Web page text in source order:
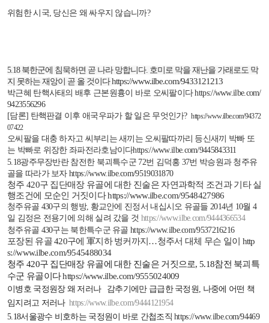
위험한 시국, 당신은 왜 싸우지 않습니까?
5.18 북한군에 침묵하면 곧 나라 망합니다. 호미로 막을 재난을 가래로도 막
지 못하는 재앙이 곧 올 것이다 https://www.ilbe.com/9433121213
박근혜 탄핵사태의 배후 근본원흉이 바로 오씨팔이다 https://www.ilbe.com/
9423556296
[담론] 탄핵판결 이후 애국우파가 할 일은 무엇인가?https://www.ilbe.com/94372
07422
오씨팔을 대충 하자고 씨부리는 새끼는 오씨팔따까리 등신새끼 박빠 또
는 박빠로 위장한 좌파전라호남이다https://www.ilbe.com/9445843311
5.18광주무장반란 참전한 북괴특수군 72번 김덕홍 37번 박승원과 청주유
골을 따라가 보자https://www.ilbe.com/9519031870
청주 420구 집단매장 유골에 대한 진술은 자연과학적 조건과 기타 실
행조건에
모순인 거짓이다https://www.ilbe.com/9548427986
청주유골 430구의 행방, 황교안에 진정서 내십시오 유골들 2014년 10월 4
일 김정은 전용기에 의해 실려 갔을 것 https://www.ilbe.com/9444366534
청주유골 430구는 북한특수군 유골 https://www.ilbe.com/9537216216
포장된 유골420구에 軍지하 벙커까지 …청주서 대체 무슨 일이 http
s://www.ilbe.com/9545488034
청주 420구 집단매장 유골에 대한 진술은 거짓으로, 5.18참전 북괴특
수군 유골이다 https://www.ilbe.com/9555024009
이병호 국정원장 왜 저러나 감추기에만 급급한 국정원, 나중에 어떤 책
임지려고 저러나 https://www.ilbe.com/9444121954
5.18서울광수 비호하는 국정원이 바로 간첩조직 https://www.ilbe.com/94469